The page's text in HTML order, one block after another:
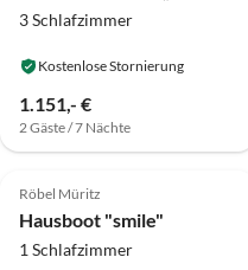
3 Schlafzimmer
Kostenlose Stornierung
1.151,- €
2 Gäste / 7 Nächte
Top-Inserat
5.0 (5)
Röbel Müritz
Hausboot "smile"
1 Schlafzimmer